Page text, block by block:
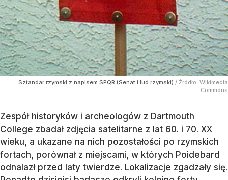
Sztandar rzymski z napisem SPQR (Senat i lud rzymski) / Źródło: Wikimedia
Commons
Zespół historyków i archeologów z Dartmouth
College zbadał zdjęcia satelitarne z lat 60. i 70. XX
wieku, a ukazane na nich pozostałości po rzymskich
fortach, porównał z miejscami, w których Poidebard
odnalazł przed laty twierdze. Lokalizacje zgadzały się.